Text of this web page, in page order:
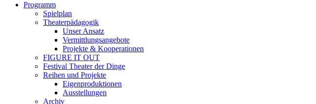
Programm
Spielplan
Theaterpädagogik
Unser Ansatz
Vermittlungsangebote
Projekte & Kooperationen
FIGURE IT OUT
Festival Theater der Dinge
Reihen und Projekte
Eigenproduktionen
Ausstellungen
Archiv